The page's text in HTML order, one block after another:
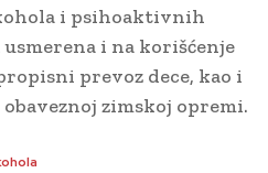
i psihoaktivnih
i na korišćenje
prevoz dece, kao i
zimskoj opremi.